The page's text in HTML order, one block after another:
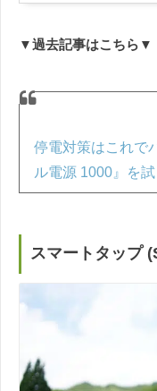
▼過去記事はこちら▼
停電対策はこれで
ル電源 1000』を
スマートタップ